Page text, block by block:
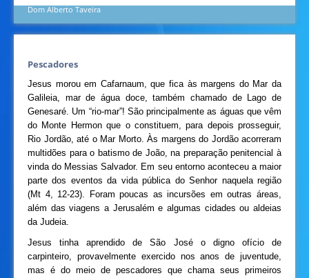
Dom Alberto Taveira
Pescadores
Jesus morou em Cafarnaum, que fica às margens do Mar da
Galileia, mar de água doce, também chamado de Lago de
Genesaré. Um “rio-mar”! São principalmente as águas que vêm
do Monte Hermon que o constituem, para depois prosseguir,
Rio Jordão, até o Mar Morto. Às margens do Jordão acorreram
multidões para o batismo de João, na preparação penitencial à
vinda do Messias Salvador. Em seu entorno aconteceu a maior
parte dos eventos da vida pública do Senhor naquela região
(Mt 4, 12-23). Foram poucas as incursões em outras áreas,
além das viagens a Jerusalém e algumas cidades ou aldeias
da Judeia.
Jesus tinha aprendido de São José o digno ofício de
carpinteiro, provavelmente exercido nos anos de juventude,
mas é do meio de pescadores que chama seus primeiros